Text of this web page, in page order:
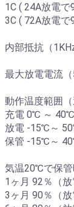
1C ( 24A放電で
3C ( 72A放電で
内部抵抗（
最大放電電流
動作温度範囲（
充電 0℃ ～ 40℃
放電 -15℃～
保管 -15℃～
気温20℃で保
1ヶ月 92％（放
3ヶ月 90％（放